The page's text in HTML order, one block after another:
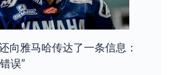
向雅马哈传达了一条信息：
误”